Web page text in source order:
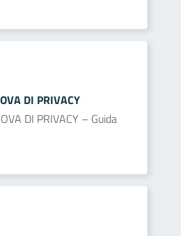
DI PRIVACY
DI PRIVACY – Guida